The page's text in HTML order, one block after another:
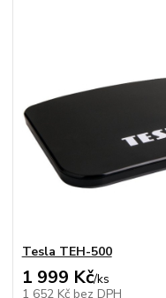
Tesla TEH-500
1 999 Kč/ks
1 652 Kč bez DPH